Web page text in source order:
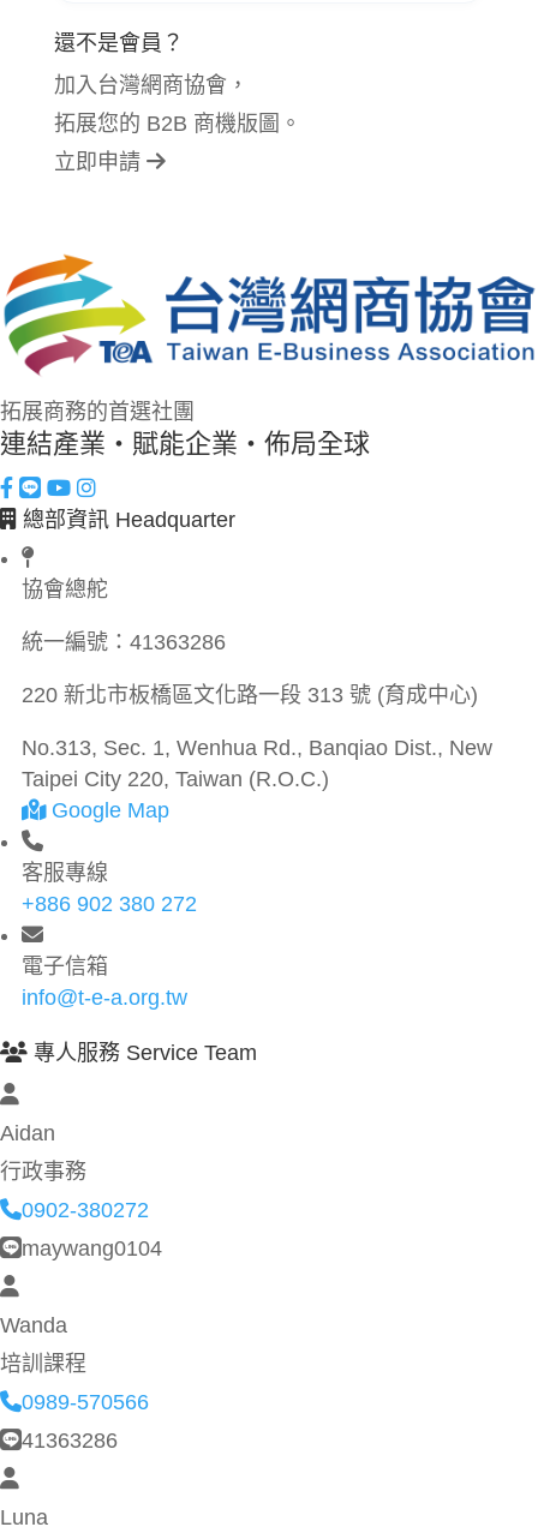
還不是會員？
加入台灣網商協會，
拓展您的 B2B 商機版圖。
立即申請
拓展商務的首選社團
連結產業・賦能企業・佈局全球
總部資訊 Headquarter
協會總舵
統一編號： 41363286
220 新北市板橋區文化路一段 313 號 (育成中心)
No.313, Sec. 1, Wenhua Rd., Banqiao Dist., New
Taipei City 220, Taiwan (R.O.C.)
Google Map
客服專線
+886 902 380 272
電子信箱
info@t-e-a.org.tw
專人服務 Service Team
Aidan
行政事務
0902-380272
maywang0104
Wanda
培訓課程
0989-570566
41363286
Luna